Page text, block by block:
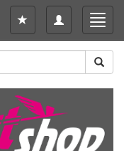
Toggle
navigation